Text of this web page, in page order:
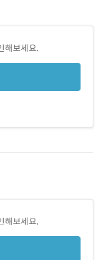
해보세요.
해보세요.